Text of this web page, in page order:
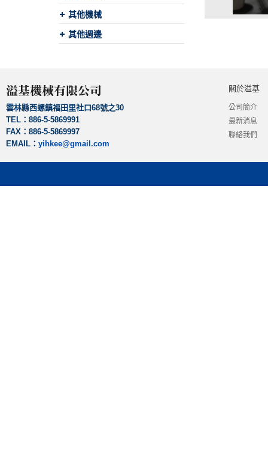
其他機械
其他週邊
雲林縣西螺鎮福田里社口68號之30
TEL：886-5-5869991
FAX：886-5-5869997
EMAIL： yihkee@gmail.com
關於溢基
公司簡介
最新消息
聯絡我們